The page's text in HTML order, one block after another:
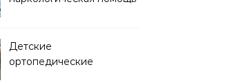
Детские
ортопедические